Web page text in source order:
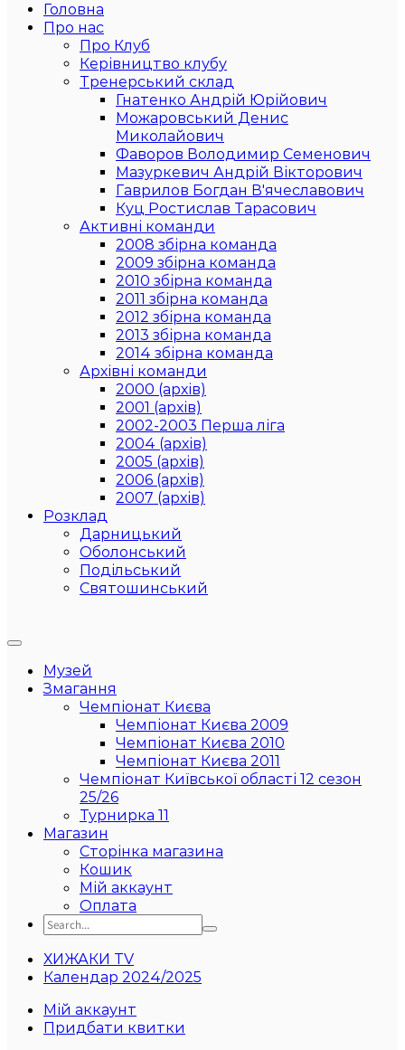
Головна
Про нас
Про Клуб
Керівництво клубу
Тренерський склад
Гнатенко Андрій Юрійович
Можаровський Денис
Миколайович
Фаворов Володимир Семенович
Мазуркевич Андрій Вікторович
Гаврилов Богдан В'ячеславович
Куц Ростислав Тарасович
Активні команди
2008 збірна команда
2009 збірна команда
2010 збірна команда
2011 збірна команда
2012 збірна команда
2013 збірна команда
2014 збірна команда
Архівні команди
2000 (архів)
2001 (архів)
2002-2003 Перша ліга
2004 (архів)
2005 (архів)
2006 (архів)
2007 (архів)
Розклад
Дарницький
Оболонський
Подільський
Святошинський
Музей
Змагання
Чемпіонат Києва
Чемпіонат Києва 2009
Чемпіонат Києва 2010
Чемпіонат Києва 2011
Чемпіонат Київської області 12 сезон
25/26
Турнирка 11
Магазин
Сторінка магазина
Кошик
Мій аккаунт
Оплата
ХИЖАКИ TV
Календар 2024/2025
Мій аккаунт
Придбати квитки